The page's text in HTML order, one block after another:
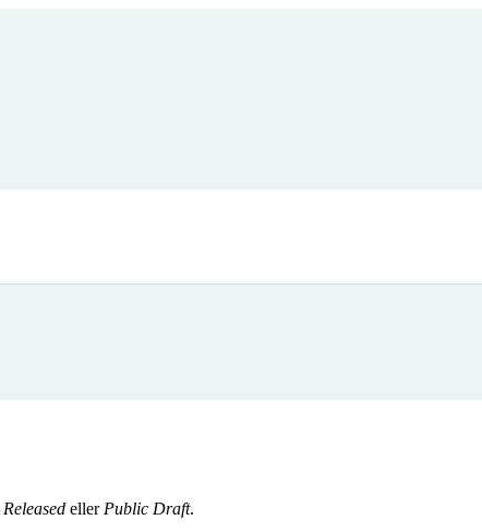
Released eller Public Draft.